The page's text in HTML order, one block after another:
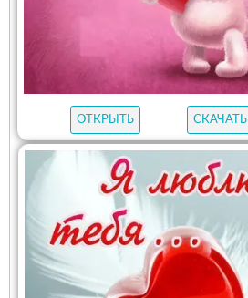
ОТКРЫТЬ СКАЧАТЬ